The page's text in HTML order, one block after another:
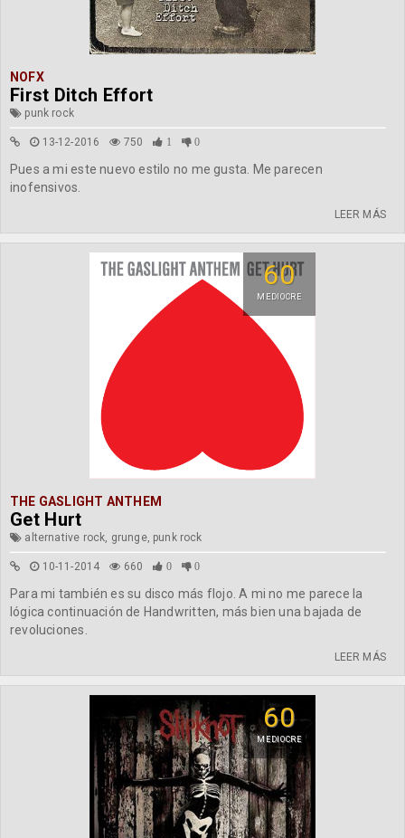
NOFX
First Ditch Effort
punk rock
13-12-2016 750 1 0
Pues a mi este nuevo estilo no me gusta. Me parecen
inofensivos.
LEER MÁS
60
MEDIOCRE
THE GASLIGHT ANTHEM
Get Hurt
alternative rock, grunge, punk rock
10-11-2014 660 0 0
Para mi también es su disco más flojo. A mi no me parece la
lógica continuación de Handwritten, más bien una bajada de
revoluciones.
LEER MÁS
60
MEDIOCRE